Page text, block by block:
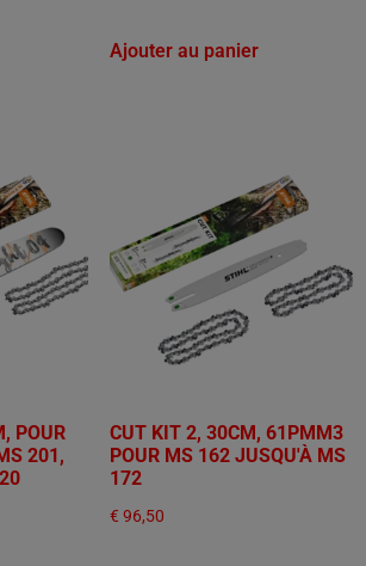
Ajouter au panier
POUR
201,
CUT KIT 2, 30CM, 61PMM3
POUR MS 162 JUSQU'À MS
172
€ 96,50